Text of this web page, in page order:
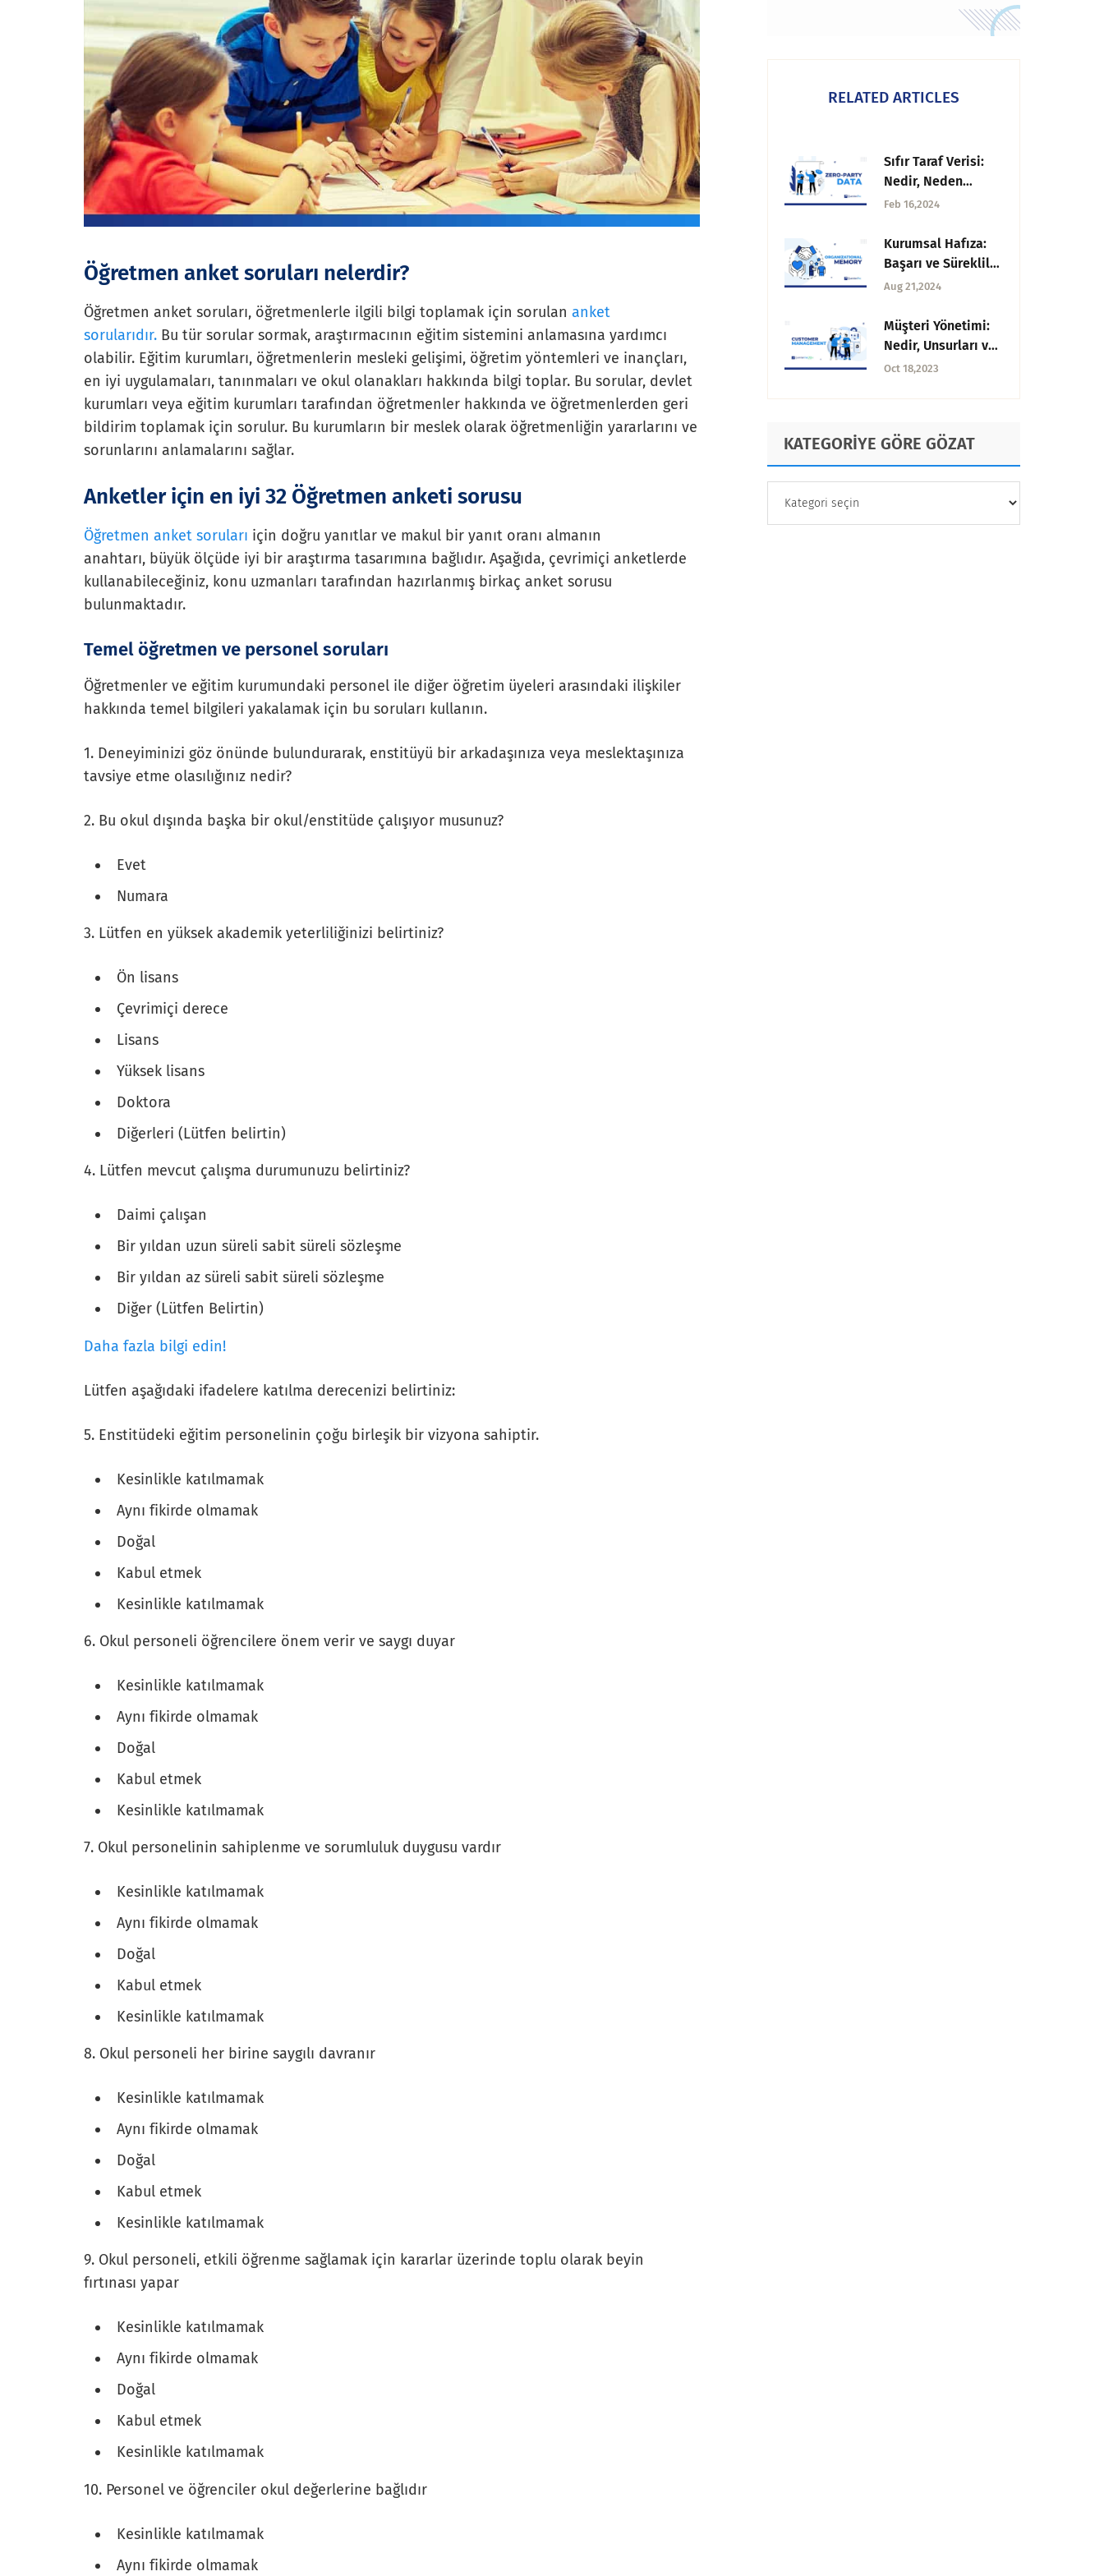
Öğretmen anket soruları nelerdir?
Öğretmen anket soruları, öğretmenlerle ilgili bilgi toplamak için sorulan anket
sorularıdır. Bu tür sorular sormak, araştırmacının eğitim sistemini anlamasına yardımcı
olabilir. Eğitim kurumları, öğretmenlerin mesleki gelişimi, öğretim yöntemleri ve inançları,
en iyi uygulamaları, tanınmaları ve okul olanakları hakkında bilgi toplar. Bu sorular, devlet
kurumları veya eğitim kurumları tarafından öğretmenler hakkında ve öğretmenlerden geri
bildirim toplamak için sorulur. Bu kurumların bir meslek olarak öğretmenliğin yararlarını ve
sorunlarını anlamalarını sağlar.
Anketler için en iyi 32 Öğretmen anketi sorusu
Öğretmen anket soruları için doğru yanıtlar ve makul bir yanıt oranı almanın
anahtarı, büyük ölçüde iyi bir araştırma tasarımına bağlıdır. Aşağıda, çevrimiçi anketlerde
kullanabileceğiniz, konu uzmanları tarafından hazırlanmış birkaç anket sorusu
bulunmaktadır.
Temel öğretmen ve personel soruları
Öğretmenler ve eğitim kurumundaki personel ile diğer öğretim üyeleri arasındaki ilişkiler
hakkında temel bilgileri yakalamak için bu soruları kullanın.
1. Deneyiminizi göz önünde bulundurarak, enstitüyü bir arkadaşınıza veya meslektaşınıza
tavsiye etme olasılığınız nedir?
2. Bu okul dışında başka bir okul/enstitüde çalışıyor musunuz?
Evet
Numara
3. Lütfen en yüksek akademik yeterliliğinizi belirtiniz?
Ön lisans
Çevrimiçi derece
Lisans
Yüksek lisans
Doktora
Diğerleri (Lütfen belirtin)
4. Lütfen mevcut çalışma durumunuzu belirtiniz?
Daimi çalışan
Bir yıldan uzun süreli sabit süreli sözleşme
Bir yıldan az süreli sabit süreli sözleşme
Diğer (Lütfen Belirtin)
Daha fazla bilgi edin!
Lütfen aşağıdaki ifadelere katılma derecenizi belirtiniz:
5. Enstitüdeki eğitim personelinin çoğu birleşik bir vizyona sahiptir.
Kesinlikle katılmamak
Aynı fikirde olmamak
Doğal
Kabul etmek
Kesinlikle katılmamak
6. Okul personeli öğrencilere önem verir ve saygı duyar
Kesinlikle katılmamak
Aynı fikirde olmamak
Doğal
Kabul etmek
Kesinlikle katılmamak
7. Okul personelinin sahiplenme ve sorumluluk duygusu vardır
Kesinlikle katılmamak
Aynı fikirde olmamak
Doğal
Kabul etmek
Kesinlikle katılmamak
8. Okul personeli her birine saygılı davranır
Kesinlikle katılmamak
Aynı fikirde olmamak
Doğal
Kabul etmek
Kesinlikle katılmamak
9. Okul personeli, etkili öğrenme sağlamak için kararlar üzerinde toplu olarak beyin
fırtınası yapar
Kesinlikle katılmamak
Aynı fikirde olmamak
Doğal
Kabul etmek
Kesinlikle katılmamak
10. Personel ve öğrenciler okul değerlerine bağlıdır
Kesinlikle katılmamak
Aynı fikirde olmamak
RELATED ARTICLES
Sıfır Taraf Verisi:
Nedir, Neden
Önemlidir ve Nasıl
Feb 16,2024
Kurumsal Hafıza:
Başarı ve Süreklilik
için Stratejiler
Aug 21,2024
Müşteri Yönetimi:
Nedir, Unsurları ve
İzlenecek Süreç
Oct 18,2023
KATEGORİYE GÖRE GÖZAT
GÖRE
GÖZAT